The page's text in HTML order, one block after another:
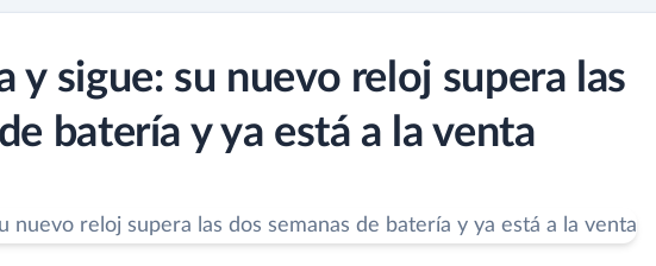
y sigue: su nuevo reloj supera las
batería y ya está a la venta